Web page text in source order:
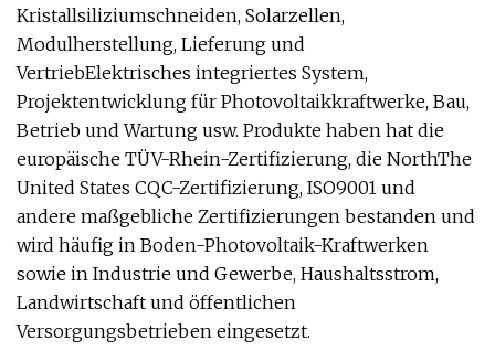
Kristallsiliziumschneiden, Solarzellen,
Modulherstellung, Lieferung und
VertriebElektrisches integriertes System,
Projektentwicklung für Photovoltaikkraftwerke, Bau,
Betrieb und Wartung usw. Produkte haben hat die
europäische TÜV-Rhein-Zertifizierung, die NorthThe
United States CQC-Zertifizierung, ISO9001 und
andere maßgebliche Zertifizierungen bestanden und
wird häufig in Boden-Photovoltaik-Kraftwerken
sowie in Industrie und Gewerbe, Haushaltsstrom,
Landwirtschaft und öffentlichen
Versorgungsbetrieben eingesetzt.